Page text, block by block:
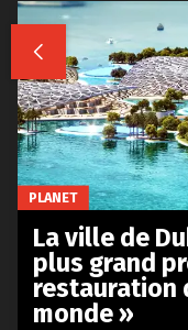

PLANET
La ville de
plus grand
restauration
monde »